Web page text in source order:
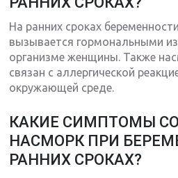
На ранних сроках
вызывается гормональными
организме женщины. Также
связан с аллергической
окружающей среде.
КАКИЕ СИМПТОМЫ
НАСМОРК ПРИ
РАННИХ СРОКАХ?